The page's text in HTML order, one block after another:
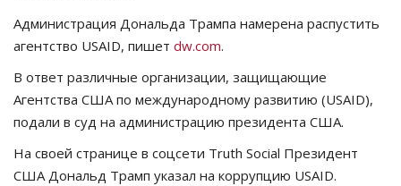
Язык
Администрация Дональда Трампа намерена распустить
агентство USAID, пишет dw.com.
В ответ различные организации, защищающие
Агентства США по международному развитию (USAID),
подали в суд на администрацию президента США.
На своей странице в соцсети Truth Social Президент
США Дональд Трамп указал на коррупцию USAID.